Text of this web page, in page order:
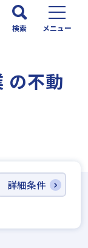
検索 メニュー
の不動
詳細条件